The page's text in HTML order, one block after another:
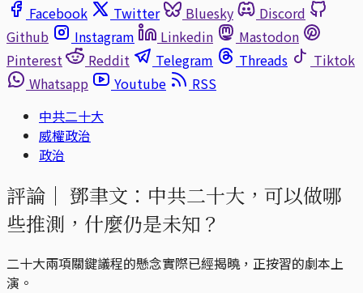
Facebook
Twitter Bluesky
Discord
Github
Instagram Linkedin
Mastodon
Pinterest
Reddit Telegram Threads
Tiktok
Whatsapp
Youtube
RSS
中共二十大
威權政治
政治
評論｜ 鄧聿文：中共二十大，可以做哪
些推測，什麼仍是未知？
二十大兩項關鍵議程的懸念實際已經揭曉，正按習的劇本上
演。